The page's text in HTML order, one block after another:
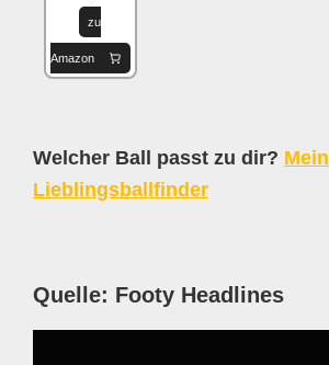
zu
Amazon
Welcher Ball passt zu dir? Mein
Lieblingsballfinder
Quelle: Footy Headlines